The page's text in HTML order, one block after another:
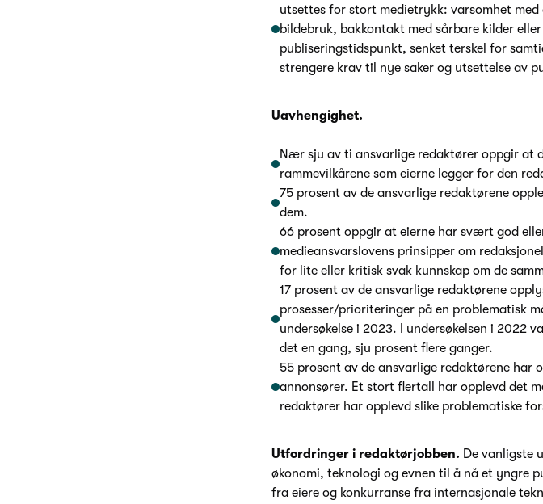
utsettes for stort medietrykk: varsomhet
bildebruk, bakkontakt med sårbare kilder
publiseringstidspunkt, senket terskel for
strengere krav til nye saker og utsettelse av
Uavhengighet.
Nær sju av ti ansvarlige redaktører oppgir at
rammevilkårene som eierne legger for den
75 prosent av de ansvarlige redaktørene
dem.
66 prosent oppgir at eierne har svært god
medieansvarslovens prinsipper om
for lite eller kritisk svak kunnskap om de
17 prosent av de ansvarlige redaktørene
prosesser/prioriteringer på en problematisk
undersøkelse i 2023. I undersøkelsen i 2022
det en gang, sju prosent flere ganger.
55 prosent av de ansvarlige redaktørene har
annonsører. Et stort flertall har opplevd det
redaktører har opplevd slike problematiske
Utfordringer i redaktørjobben. De vanligste
økonomi, teknologi og evnen til å nå et yngre
fra eiere og konkurranse fra internasjonale